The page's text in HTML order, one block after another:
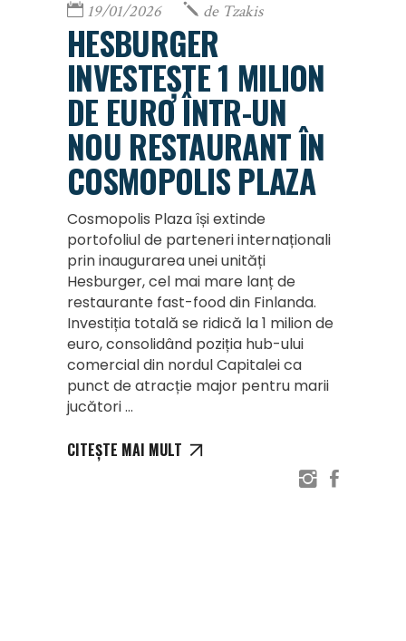
19/01/2026 de Tzakis
HESBURGER
INVESTEȘTE 1 MILION
DE EURO ÎNTR-UN
NOU RESTAURANT ÎN
COSMOPOLIS PLAZA
Cosmopolis Plaza își extinde
portofoliul de parteneri internaționali
prin inaugurarea unei unități
Hesburger, cel mai mare lanț de
restaurante fast-food din Finlanda.
Investiția totală se ridică la 1 milion de
euro, consolidând poziția hub-ului
comercial din nordul Capitalei ca
punct de atracție major pentru marii
jucători
CITEȘTE MAI MULT